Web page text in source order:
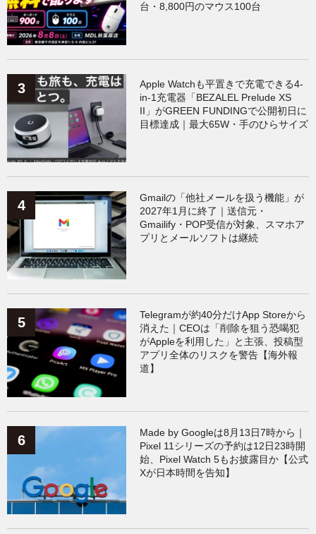
台・8,800円のマウス100台
Apple Watchも平置きで充電できる4-
in-1充電器「BEZALEL Prelude XS
II」がGREEN FUNDINGで公開初日に
目標達成｜最大65W・手のひらサイズ
Gmailの「他社メールを扱う機能」が
2027年1月に終了｜送信元・
Gmailify・POP受信が対象、スマホア
プリとメールソフトは継続
Telegramが約40分だけApp Storeから
消えた｜CEOは「削除を狙う恐喝犯
がAppleを利用した」と主張、投稿型
アプリ全体のリスクを警告【海外報
道】
Made by Googleは8月13日7時から｜
Pixel 11シリーズの予約は12日23時開
始、Pixel Watch 5もお披露目か【公式
Xが日本時間を告知】